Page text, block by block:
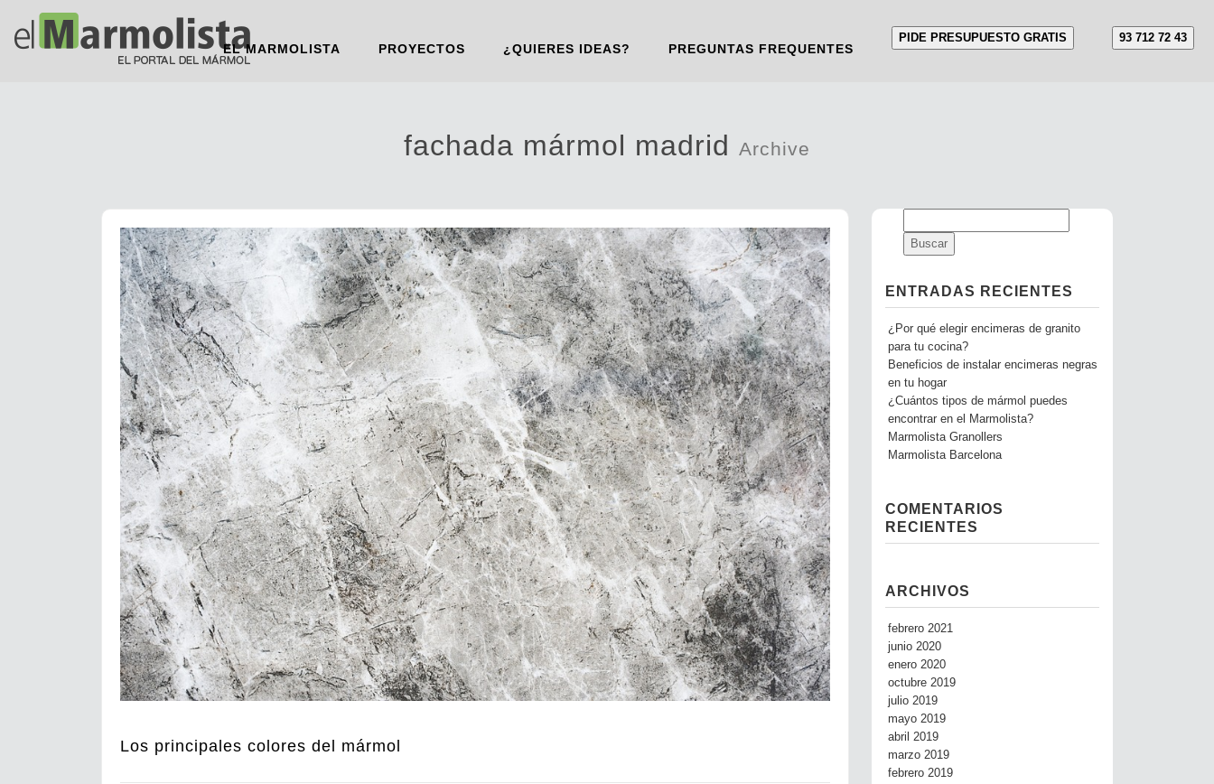
EL MARMOLISTA PROYECTOS ¿QUIERES IDEAS? PREGUNTAS FREQUENTES
PIDE PRESUPUESTO GRATIS 93 712 72 43
fachada mármol madrid Archive
Los principales colores del mármol
ENTRADAS RECIENTES
¿Por qué elegir encimeras de granito
para tu cocina?
Beneficios de instalar encimeras negras
en tu hogar
¿Cuántos tipos de mármol puedes
encontrar en el Marmolista?
Marmolista Granollers
Marmolista Barcelona
COMENTARIOS
RECIENTES
ARCHIVOS
febrero 2021
junio 2020
enero 2020
octubre 2019
julio 2019
mayo 2019
abril 2019
marzo 2019
febrero 2019